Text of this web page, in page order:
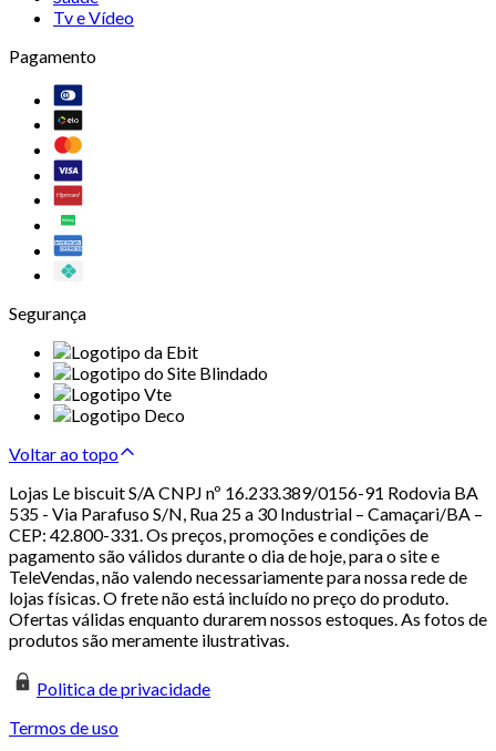
Tv e Vídeo
Pagamento
Segurança
Voltar ao topo
Lojas Le biscuit S/A CNPJ nº 16.233.389/0156-91 Rodovia BA
535 - Via Parafuso S/N, Rua 25 a 30 Industrial – Camaçari/BA –
CEP: 42.800-331. Os preços, promoções e condições de
pagamento são válidos durante o dia de hoje, para o site e
TeleVendas, não valendo necessariamente para nossa rede de
lojas físicas. O frete não está incluído no preço do produto.
Ofertas válidas enquanto durarem nossos estoques. As fotos de
produtos são meramente ilustrativas.
Politica de privacidade
Termos de uso